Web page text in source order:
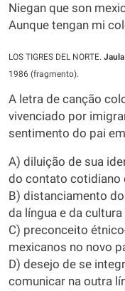
Niegan que son
Aunque tengan mi
LOS TIGRES DEL NORTE.
1986 (fragmento).
A letra de canção
vivenciado por
sentimento do pai
A) diluição de sua
do contato cotidiano
B) distanciamento
da língua e da
C) preconceito
mexicanos no novo
D) desejo de se
comunicar na outra